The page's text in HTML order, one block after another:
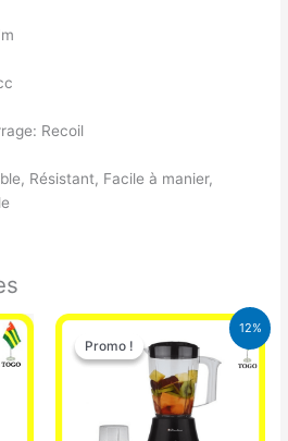
Recoil
Résistant, Facile à manier,
12%
Promo !
Promo !
Le
prix
initial
était :
25.000 CFA.
Le
prix
actuel
est :